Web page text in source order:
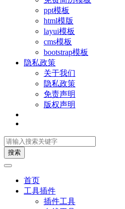
ppt模板
html模版
layui模板
cms模板
bootstrap模板
隐私政策
关于我们
隐私政策
免责声明
版权声明
搜索
首页
工具插件
插件工具